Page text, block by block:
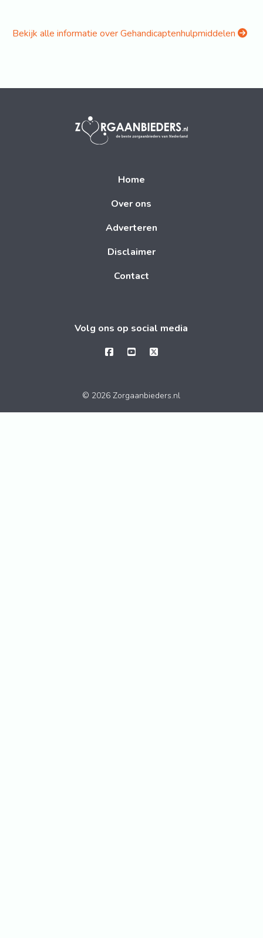
Bekijk alle informatie over Gehandicaptenhulpmiddelen
Home
Over ons
Adverteren
Disclaimer
Contact
Volg ons op social media
© 2026 Zorgaanbieders.nl